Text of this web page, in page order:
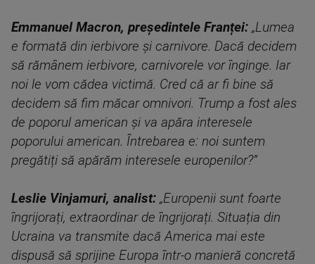
Emmanuel Macron, președintele Franței: „Lumea
e formată din ierbivore și carnivore. Dacă decidem
să rămânem ierbivore, carnivorele vor înginge. Iar
noi le vom cădea victimă. Cred că ar fi bine să
decidem să fim măcar omnivori. Trump a fost ales
de poporul american și va apăra interesele
poporului american. Întrebarea e: noi suntem
pregătiți să apărăm interesele europenilor?”
Leslie Vinjamuri, analist: „Europenii sunt foarte
îngrijorați, extraordinar de îngrijorați. Situația din
Ucraina va transmite dacă America mai este
dispusă să sprijine Europa într-o manieră concretă